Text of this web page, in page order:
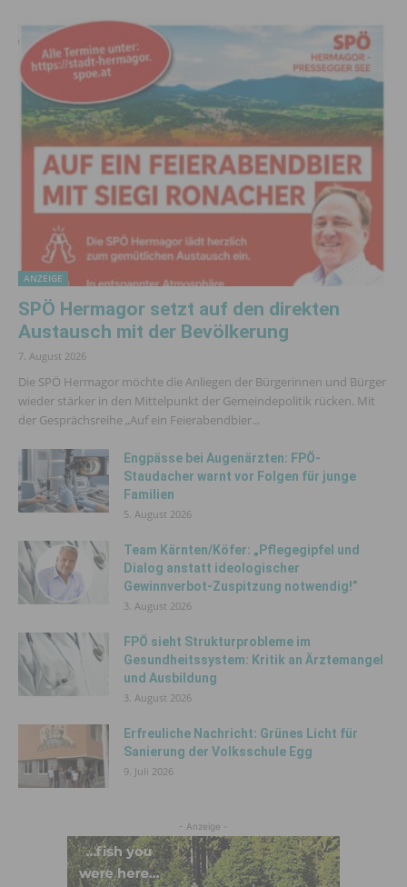
ANZEIGE
SPÖ Hermagor setzt auf den direkten
Austausch mit der Bevölkerung
7. August 2026
Die SPÖ Hermagor möchte die Anliegen der Bürgerinnen und Bürger
wieder stärker in den Mittelpunkt der Gemeindepolitik rücken. Mit
der Gesprächsreihe „Auf ein Feierabendbier...
Engpässe bei Augenärzten: FPÖ-
Staudacher warnt vor Folgen für junge
Familien
5. August 2026
Team Kärnten/Köfer: „Pflegegipfel und
Dialog anstatt ideologischer
Gewinnverbot-Zuspitzung notwendig!”
3. August 2026
FPÖ sieht Strukturprobleme im
Gesundheitssystem: Kritik an Ärztemangel
und Ausbildung
3. August 2026
Erfreuliche Nachricht: Grünes Licht für
Sanierung der Volksschule Egg
9. Juli 2026
- Anzeige -